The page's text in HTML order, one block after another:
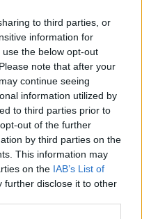
to third parties, or
information for
the below opt-out
note that after your
continue seeing
information utilized by
to third parties prior to
out of the further
by third parties on the
This information may
on the IAB’s List of
further disclose it to other
meccset még
fejlődött a
a nagyokat. A
szakmai szemmel
az FK Csíkszereda